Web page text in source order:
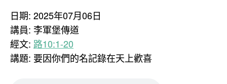
日期: 2025年07月06日
講員: 李軍堡傳道
經文: 路10:1-20
講題: 要因你們的名記錄在天上歡喜